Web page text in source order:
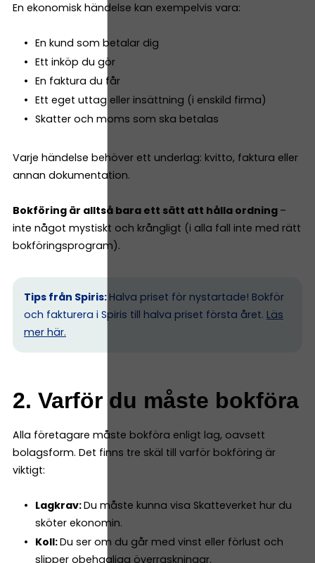
En ekonomisk händelse kan exempelvis vara:
En kund som betalar dig
Ett inköp du gör
En faktura du får
Ett eget uttag eller insättning (i enskild firma)
Skatter och moms som ska betalas
Varje händelse behöver ett underlag: kvitto, faktura eller
annan dokumentation.
Bokföring är alltså bara ett sätt att hålla ordning –
inte något mystiskt och krångligt (i alla fall inte med rätt
bokföringsprogram).
Tips från Spiris: Halva priset för nystartade! Bokför
och fakturera i Spiris till halva priset första året. Läs
mer här.
2. Varför du måste bokföra
Alla företagare måste bokföra enligt lag, oavsett
bolagsform. Det finns tre skäl till varför bokföring är
viktigt:
Lagkrav:Du måste kunna visa Skatteverket hur du
sköter ekonomin.
Koll:Du ser om du går med vinst eller förlust och
slipper obehagliga överraskningar.